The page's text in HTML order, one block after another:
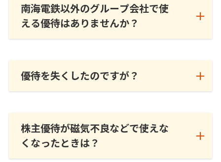
南海電鉄以外のグループ会社で使
える優待はありませんか？
優待を失くしたのですが？
株主優待が磁気不良などで使えな
くなったときは？